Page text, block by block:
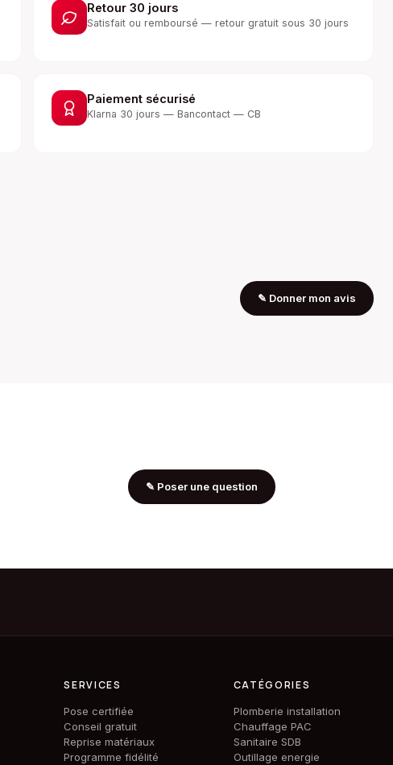
Retour 30 jours
Satisfait ou remboursé — retour gratuit sous 30 jours
Paiement sécurisé
Klarna 30 jours — Bancontact — CB
✎ Donner mon avis
✎ Poser une question
SERVICES
Pose certifiée
Conseil gratuit
Reprise matériaux
Programme fidélité
CATÉGORIES
Plomberie installation
Chauffage PAC
Sanitaire SDB
Outillage energie